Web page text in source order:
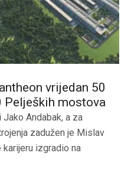
vrijedan 50
Peljeških mostova
Andabak, a za
zadužen je Mislav
karijeru izgradio na